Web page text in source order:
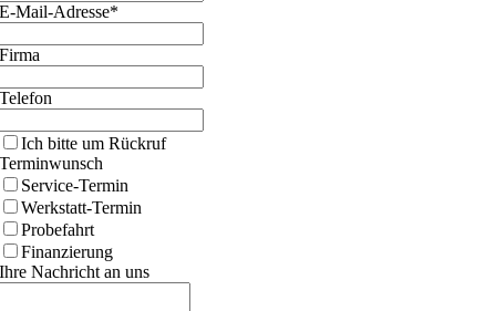
E-Mail-Adresse*
Firma
Telefon
Ich bitte um Rückruf
Terminwunsch
Service-Termin
Werkstatt-Termin
Probefahrt
Finanzierung
Ihre Nachricht an uns